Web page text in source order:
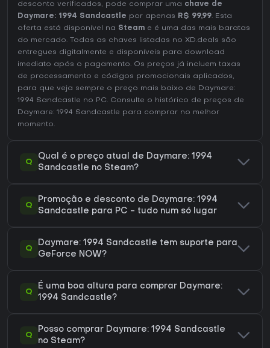
desconto verificados, pode comprar uma chave de
Daymare: 1994 Sandcastle por apenas R$ 99,99. Esta
oferta está disponível na Steam e é uma das mais baratas
do mercado. Todas as chaves listadas no XD.deals são
entregues digitalmente e disponíveis para download
imediato após o pagamento. Os preços já incluem taxas
de processamento e códigos promocionais aplicados,
para que veja sempre o preço mais baixo de Daymare:
1994 Sandcastle no PC. Consulte o histórico de preços de
Daymare: 1994 Sandcastle para comprar no melhor
momento.
Q
Qual é o preço atual de Daymare: 1994
Sandcastle no Steam?
Q
Promoção e desconto de Daymare: 1994
Sandcastle para PC - tudo num só lugar
Q
Daymare: 1994 Sandcastle tem suporte para
GeForce NOW?
Q
É uma boa altura para comprar Daymare:
1994 Sandcastle?
Q
Posso comprar Daymare: 1994 Sandcastle
no Steam?